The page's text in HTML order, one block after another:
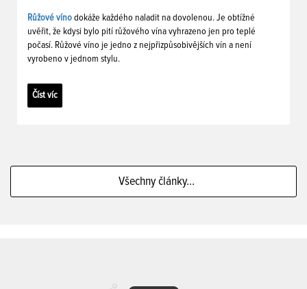
Růžové víno dokáže každého naladit na dovolenou. Je obtížné
uvěřit, že kdysi bylo pití růžového vína vyhrazeno jen pro teplé
počasí. Růžové víno je jedno z nejpřizpůsobivějších vín a není
vyrobeno v jednom stylu.
Číst víc
Všechny články...